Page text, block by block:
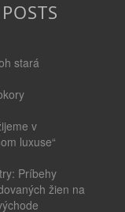
stará
v
luxuse“
Príbehy
žien na